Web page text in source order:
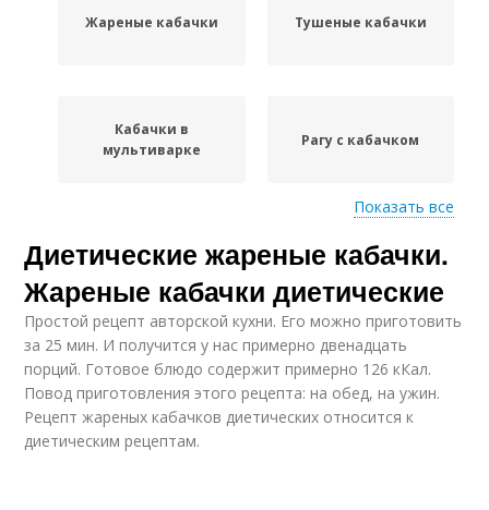
Жареные кабачки Тушеные кабачки
Кабачки в
мультиварке
Рагу с кабачком
Диетические
кабачки
Кабачки на сковороде
Кабачки с творогом Кабачки без муки
Показать все
Диетические жареные кабачки.
Жареные кабачки диетические
Простой рецепт авторской кухни. Его можно приготовить
за 25 мин. И получится у нас примерно двенадцать
порций. Готовое блюдо содержит примерно 126 кКал.
Повод приготовления этого рецепта: на обед, на ужин.
Рецепт жареных кабачков диетических относится к
диетическим рецептам.